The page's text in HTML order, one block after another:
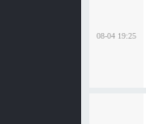
08-04 19:25